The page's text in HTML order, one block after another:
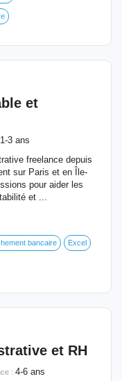
et
1-3 ans
freelance depuis
sur Paris et en Île-
pour aider les
et ...
bancaire Excel
et RH
: 4-6 ans